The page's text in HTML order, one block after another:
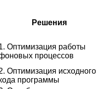
Решения
Оптимизация работы
процессов
Оптимизация исходного
программы